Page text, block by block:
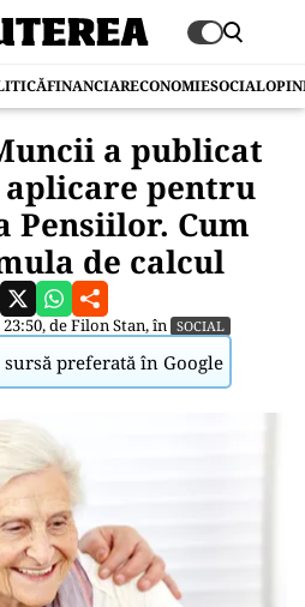
FINANCIARECONOMIESOCIAL
a publicat
pentru
Pensiilor. Cum
de calcul
deFilon Stan, în SOCIAL
sursă preferată în Google